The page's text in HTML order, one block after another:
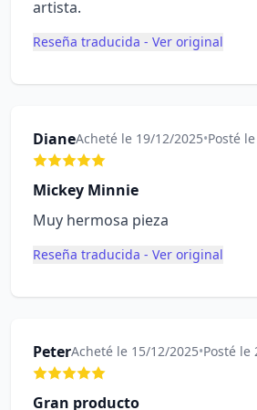
artista.
Reseña traducida - Ver original
DianeAcheté le 19/12/2025•Posté
Mickey Minnie
Muy hermosa pieza
Reseña traducida - Ver original
PeterAcheté le 15/12/2025•Posté le
Gran producto